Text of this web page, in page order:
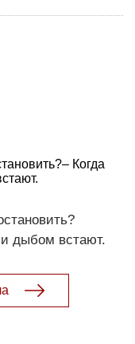
Когда
дыбом встают.